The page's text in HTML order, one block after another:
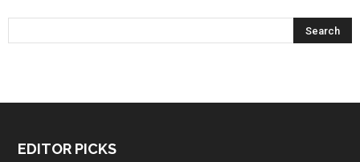
EDITOR PICKS